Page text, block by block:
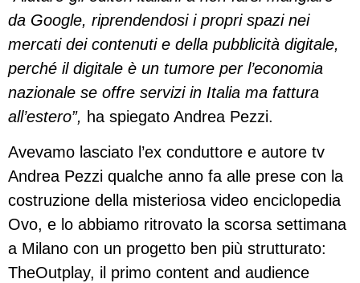
da Google, riprendendosi i propri spazi nei
mercati dei contenuti e della pubblicità digitale,
perché il digitale è un tumore per l’economia
nazionale se offre servizi in Italia ma fattura
all’estero”, ha spiegato Andrea Pezzi.
Avevamo lasciato l’ex conduttore e autore tv
Andrea Pezzi qualche anno fa alle prese con la
costruzione della misteriosa video enciclopedia
Ovo, e lo abbiamo ritrovato la scorsa settimana
a Milano con un progetto ben più strutturato:
TheOutplay, il primo content and audience